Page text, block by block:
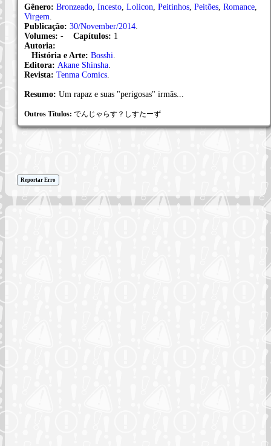
Gênero: Bronzeado Incesto Lolicon Peitinhos Peitões Romance
Virgem
Publicação: 30/November/2014
Volumes: - Capítulos: 1
Autoria:
História e Arte: Bosshi
Editora: Akane Shinsha
Revista: Tenma Comics
Resumo: Um rapaz e suas "perigosas" irmãs...
Outros Títulos: でんじゃらす？しすたーず
Reportar Erro